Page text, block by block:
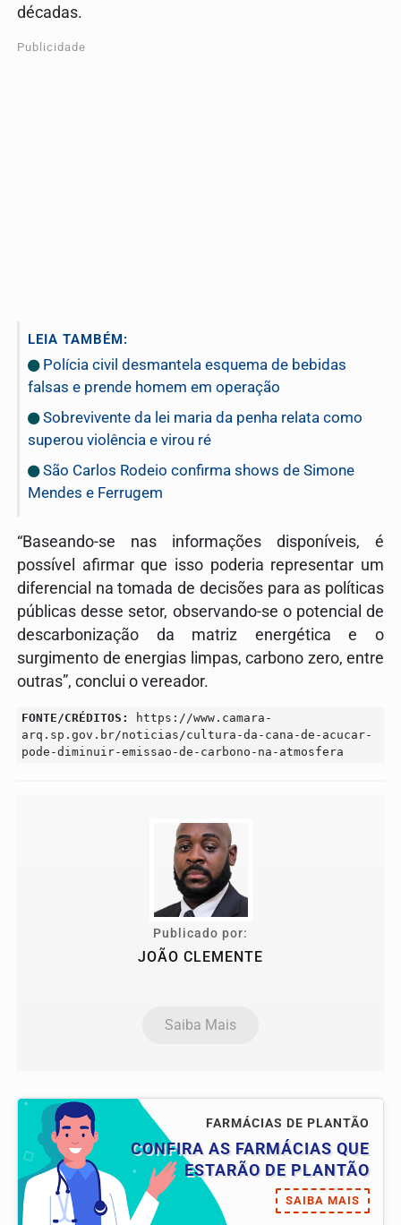
décadas.
Publicidade
LEIA TAMBÉM:
Polícia civil desmantela esquema de bebidas
falsas e prende homem em operação
Sobrevivente da lei maria da penha relata como
superou violência e virou ré
São Carlos Rodeio confirma shows de Simone
Mendes e Ferrugem
“Baseando-se nas informações disponíveis, é
possível afirmar que isso poderia representar um
diferencial na tomada de decisões para as políticas
públicas desse setor, observando-se o potencial de
descarbonização da matriz energética e o
surgimento de energias limpas, carbono zero, entre
outras”, conclui o vereador.
FONTE/CRÉDITOS:
https://www.camara-
arq.sp.gov.br/noticias/cultura-da-cana-de-acucar-
pode-diminuir-emissao-de-carbono-na-atmosfera
Publicado por:
JOÃO CLEMENTE
Saiba Mais
FARMÁCIAS DE PLANTÃO
CONFIRA AS FARMÁCIAS QUE
ESTARÃO DE PLANTÃO
SAIBA MAIS